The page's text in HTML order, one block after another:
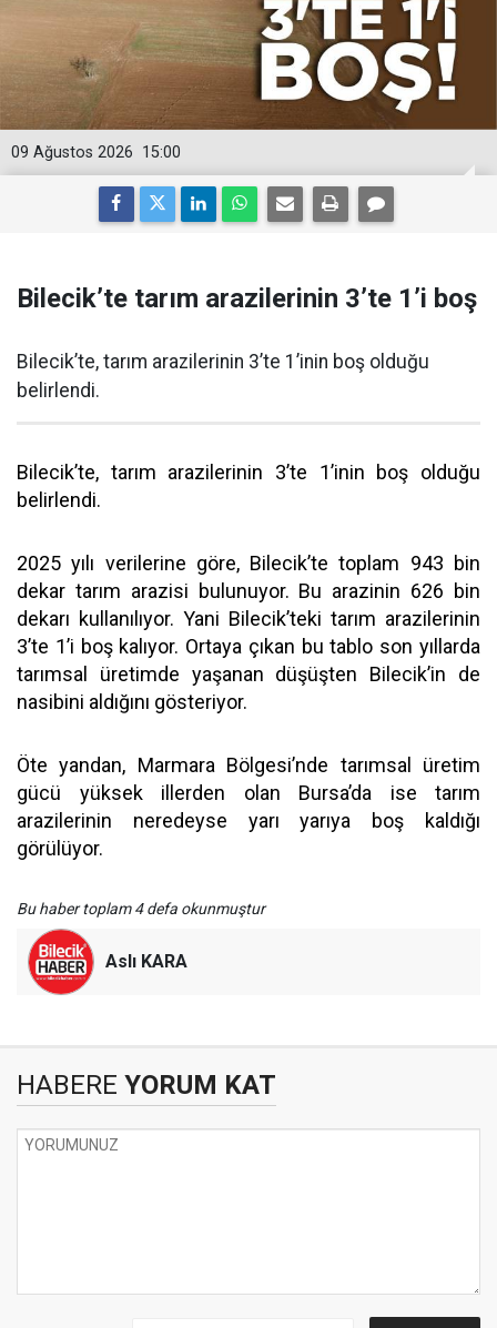
15:00
09 Ağustos 2026
Bilecik’te tarım arazilerinin 3’te 1’i boş
Bilecik’te, tarım arazilerinin 3’te 1’inin boş olduğu
belirlendi.
Bilecik’te, tarım arazilerinin 3’te 1’inin boş olduğu
belirlendi.
2025 yılı verilerine göre, Bilecik’te toplam 943 bin
dekar tarım arazisi bulunuyor. Bu arazinin 626 bin
dekarı kullanılıyor. Yani Bilecik’teki tarım arazilerinin
3’te 1’i boş kalıyor. Ortaya çıkan bu tablo son yıllarda
tarımsal üretimde yaşanan düşüşten Bilecik’in de
nasibini aldığını gösteriyor.
Öte yandan, Marmara Bölgesi’nde tarımsal üretim
gücü yüksek illerden olan Bursa’da ise tarım
arazilerinin neredeyse yarı yarıya boş kaldığı
görülüyor.
Bu haber toplam 4 defa okunmuştur
Aslı KARA
HABERE YORUM KAT